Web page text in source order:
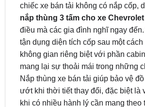
điều mà các gia đình nghĩ ngay
tận dụng diện tích cốp sau một cách
không gian riêng biệt với phần
mang lại sự thoải mái trong những
Nắp thùng xe bán tải giúp bảo vệ
ướt khi thời tiết thay đổi, đặc biệt là
khi có nhiều hành lý cần mang theo
Ngoài ra, việc gắn nắp thùng 3 tấm
sự riêng tư và ngăn chặn ánh nhìn